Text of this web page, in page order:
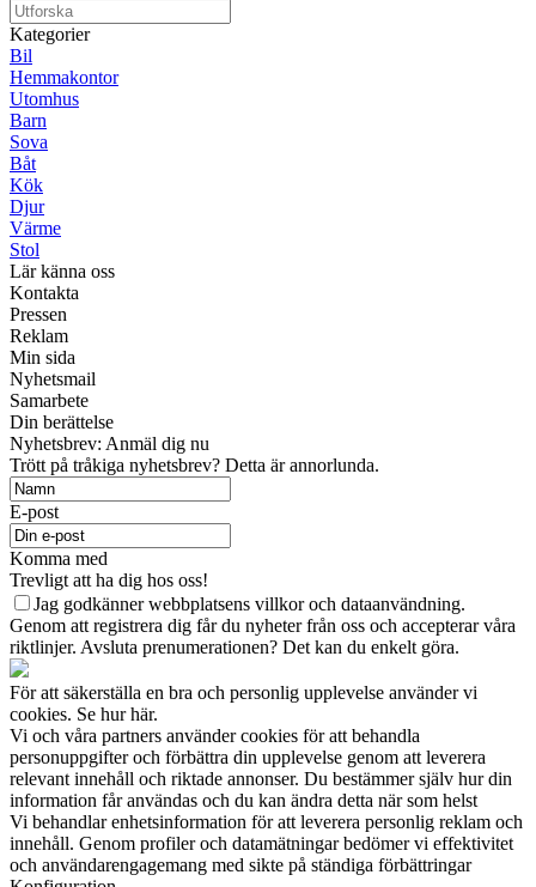
Kategorier
Bil
Hemmakontor
Utomhus
Barn
Sova
Båt
Kök
Djur
Värme
Stol
Lär känna oss
Kontakta
Pressen
Reklam
Min sida
Nyhetsmail
Samarbete
Din berättelse
Nyhetsbrev: Anmäl dig nu
Trött på tråkiga nyhetsbrev? Detta är annorlunda.
E-post
Komma med
Trevligt att ha dig hos oss!
Jag godkänner webbplatsens villkor och dataanvändning.
Genom att registrera dig får du nyheter från oss och accepterar våra
riktlinjer. Avsluta prenumerationen? Det kan du enkelt göra.
För att säkerställa en bra och personlig upplevelse använder vi
cookies. Se hur här.
Vi och våra partners använder cookies för att behandla
personuppgifter och förbättra din upplevelse genom att leverera
relevant innehåll och riktade annonser. Du bestämmer själv hur din
information får användas och du kan ändra detta när som helst
Vi behandlar enhetsinformation för att leverera personlig reklam och
innehåll. Genom profiler och datamätningar bedömer vi effektivitet
och användarengagemang med sikte på ständiga förbättringar